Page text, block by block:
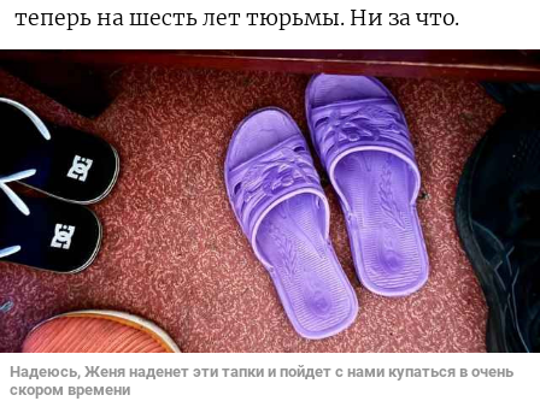
теперь на шесть лет тюрьмы. Ни за что.
Надеюсь, Женя наденет эти тапки и пойдет с нами купаться в очень
скором времени